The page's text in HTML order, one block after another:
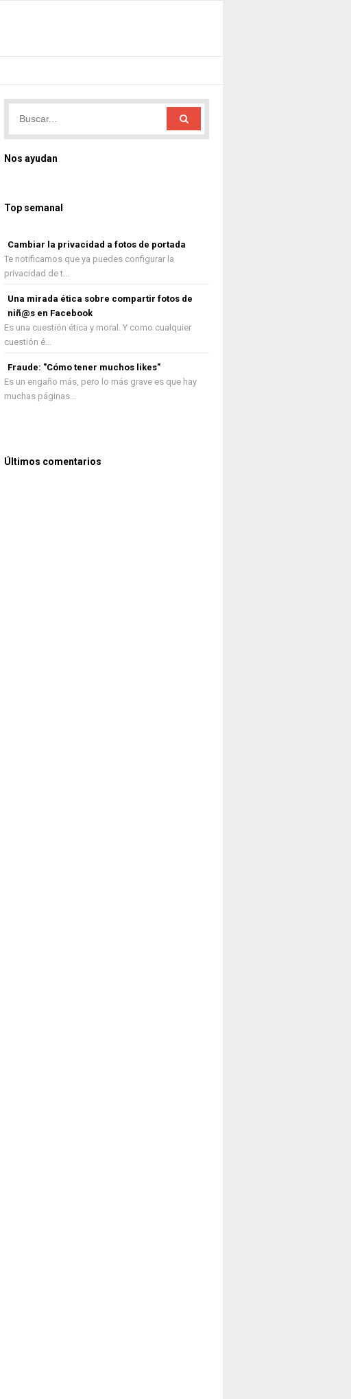
Nos ayudan
Top semanal
Cambiar la privacidad a fotos de portada
Te notificamos que ya puedes configurar la
privacidad de t...
Una mirada ética sobre compartir fotos de
niñ@s en Facebook
Es una cuestión ética y moral. Y como cualquier
cuestión é...
Fraude: "Cómo tener muchos likes"
Es un engaño más, pero lo más grave es que hay
muchas páginas...
Últimos comentarios